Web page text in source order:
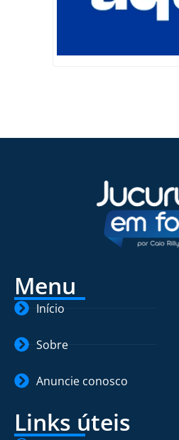
Menu
Início
Sobre
Anuncie conosco
Links úteis